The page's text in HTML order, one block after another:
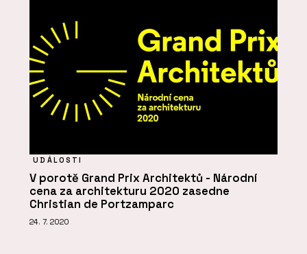
UDÁLOSTI
V porotě Grand Prix Architektů - Národní
cena za architekturu 2020 zasedne
Christian de Portzamparc
24. 7. 2020